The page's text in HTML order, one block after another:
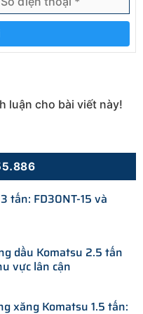
luận cho bài viết này!
tấn: FD30NT-15 và
dầu Komatsu 2.5 tấn
vực lân cận
xăng Komatsu 1.5 tấn: